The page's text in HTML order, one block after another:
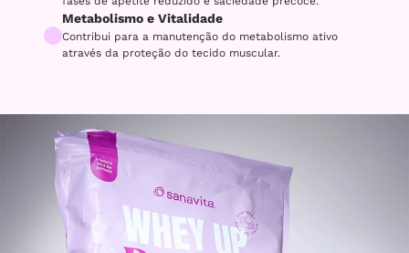
Metabolismo e Vitalidade
Contribui para a manutenção do metabolismo ativo
através da proteção do tecido muscular.